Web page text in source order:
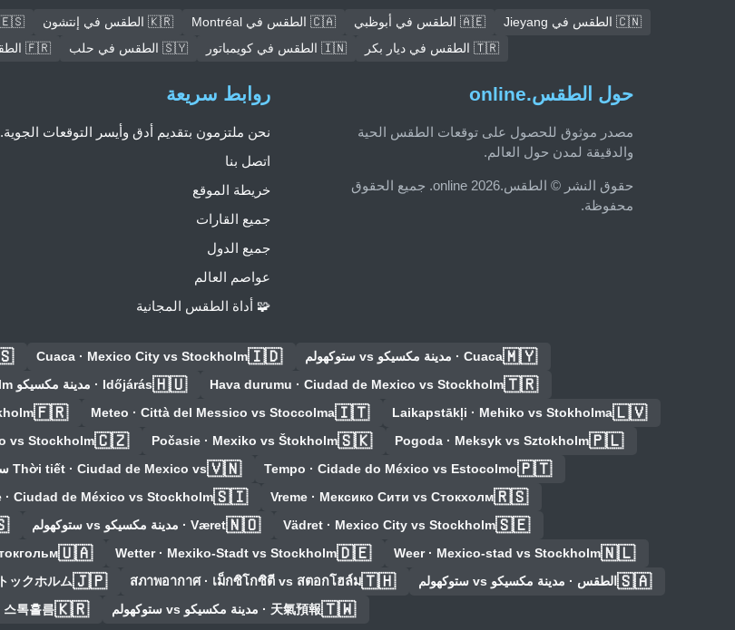
🇨🇳 الطقس في Jieyang 🇦🇪 الطقس في أبوظبي 🇨🇦 الطقس في Montréal 🇰🇷 الطقس في إنتشون 🇪🇸 الطقس في مدريد
🇹🇷 الطقس في ديار بكر
🇮🇳 الطقس في كويمباتور 🇸🇾 الطقس في حلب 🇫🇷 الطقس في باريس
حول الطقس.online
مصدر موثوق للحصول على توقعات الطقس الحية
والدقيقة لمدن حول العالم.
حقوق النشر © الطقس.online 2026. جميع الحقوق
محفوظة.
روابط سريعة
نحن ملتزمون بتقديم أدق وأيسر التوقعات الجوية.
اتصل بنا
خريطة الموقع
جميع القارات
جميع الدول
عواصم العالم
🧩 أداة الطقس المجانية
🇲🇾Cuaca · مدينة مكسيكو vs ستوكهولم 🇮🇩
Cuaca · Mexico City vs Stockholm
🇹🇷
Hava durumu · Ciudad de Mexico vs Stockholm
🇭🇺Időjárás · مدينة مكسيكو vs Stockholm
🇱🇻
Laikapstākļi · Mehiko vs Stokholma
🇮🇹
Meteo · Città del Messico vs Stoccolma
🇫🇷
🇵🇱
Pogoda · Meksyk vs Sztokholm
🇸🇰
Počasie · Mexiko vs Štokholm
🇨🇿
vs Stockholm
🇵🇹
Tempo · Cidade do México vs Estocolmo
🇻🇳Thời tiết · Ciudad de Mexico vs ستوكهولم
🇷🇸
Vreme · Мексико Сити vs Стокхолм
🇸🇮
· Ciudad de México vs Stockholm
🇸🇪
Vädret · Mexico City vs Stockholm
🇳🇴Været · مدينة مكسيكو vs ستوكهولم
🇳🇱
Weer · Mexico-stad vs Stockholm
🇩🇪
Wetter · Mexiko-Stadt vs Stockholm
🇺🇦
🇸🇦 الطقس · مدينة مكسيكو vs ستوكهولم 🇹🇭
สภาพอากาศ · เม็กซิโกซิตี vs สตอกโฮล์ม
🇯🇵
ックホルム
🇹🇼天氣預報 · مدينة مكسيكو vs ستوكهولم 🇰🇷
스톡홀름